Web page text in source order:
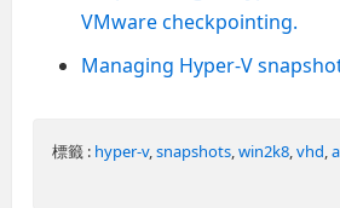
VMware checkpointing.
Managing Hyper-V
標籤 : hyper-v,snapshots ,win2k8 ,vhd ,